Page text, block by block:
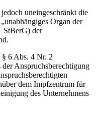
uneingeschränkt die
Organ der
StBerG) der
6 Abs. 4 Nr. 2
Anspruchsberechtigung
dem Impfzentrum für
des Unternehmens